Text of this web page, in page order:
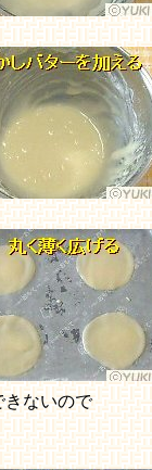
きないので